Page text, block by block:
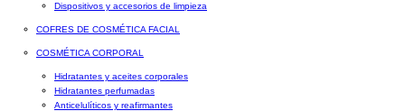
Dispositivos y accesorios de limpieza
COFRES DE COSMÉTICA FACIAL
COSMÉTICA CORPORAL
Hidratantes y aceites corporales
Hidratantes perfumadas
Anticelulíticos y reafirmantes